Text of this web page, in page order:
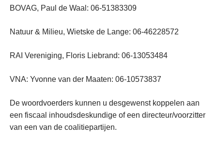
BOVAG, Paul de Waal: 06-51383309
Natuur & Milieu, Wietske de Lange: 06-46228572
RAI Vereniging, Floris Liebrand: 06-13053484
VNA: Yvonne van der Maaten: 06-10573837
De woordvoerders kunnen u desgewenst koppelen aan
een fiscaal inhoudsdeskundige of een directeur/voorzitter
van een van de coalitiepartijen.